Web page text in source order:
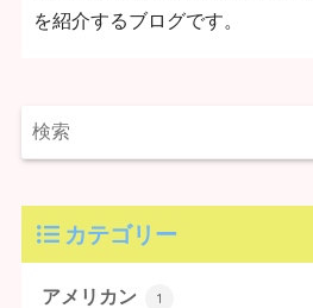
を紹介するブログです。
カテゴリー
アメリカン 1